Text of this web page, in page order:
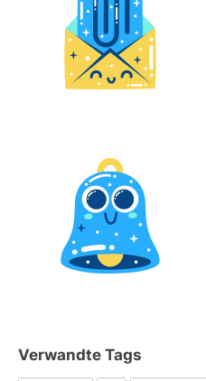
Verwandte Tags